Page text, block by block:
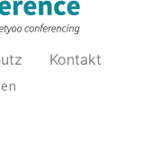
Kontakt